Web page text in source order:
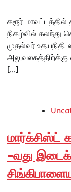
கரூர் மாவட்டத்தில்
நிகழ்வில் கலந்து
முதல்வர்
அலுவலகத்திற்க்கு
[…]
மார்க்சிஸ்ட்
-வது